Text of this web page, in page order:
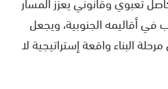
في أقاليمه الجنوبية، ويجعل
البناء واقعة إستراتيجية لا